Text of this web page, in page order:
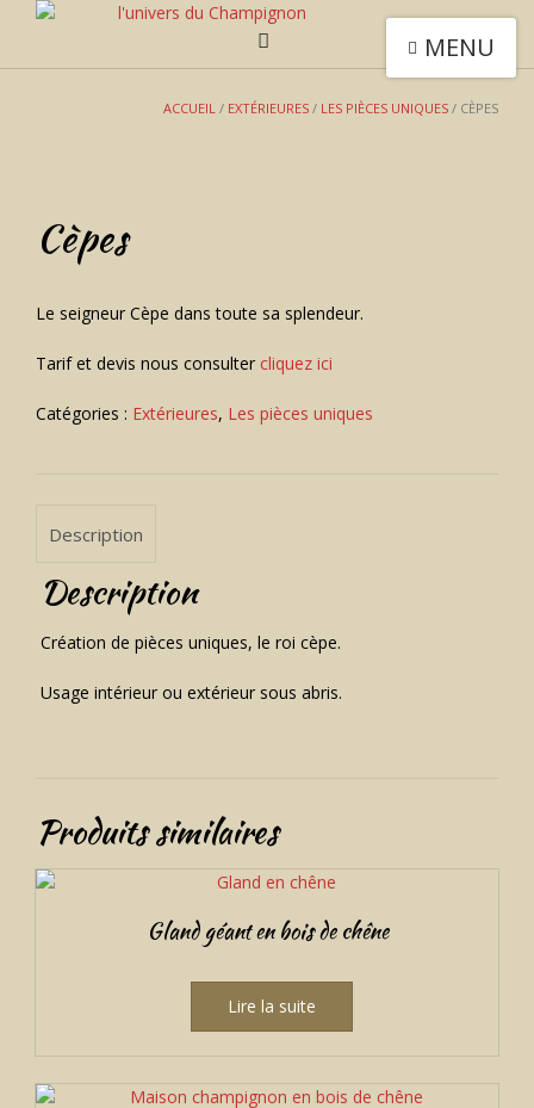
MENU
ACCUEIL / EXTÉRIEURES / LES PIÈCES UNIQUES / CÈPES
Cèpes
Le seigneur Cèpe dans toute sa splendeur.
Tarif et devis nous consulter cliquez ici
Catégories : Extérieures, Les pièces uniques
Description
Description
Création de pièces uniques, le roi cèpe.
Usage intérieur ou extérieur sous abris.
Produits similaires
Gland géant en bois de chêne
Lire la suite